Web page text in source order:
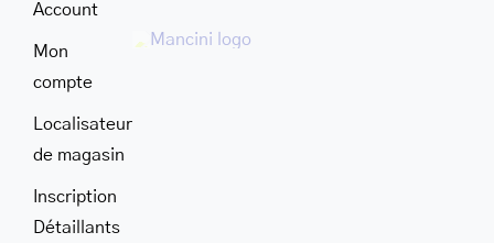
Account
Mon
compte
Localisateur
de magasin
Inscription
Détaillants